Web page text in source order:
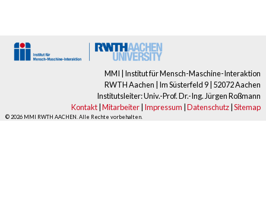
MMI | Institut für Mensch-Maschine-Interaktion
RWTH Aachen | Im Süsterfeld 9 | 52072 Aachen
Institutsleiter: Univ.-Prof. Dr.-Ing. Jürgen Roßmann
Kontakt |Mitarbeiter Impressum |Datenschutz |Sitemap
© 2026 MMI RWTH AACHEN. Alle Rechte vorbehalten.